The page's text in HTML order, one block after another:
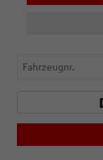
Fahrzeugnr.